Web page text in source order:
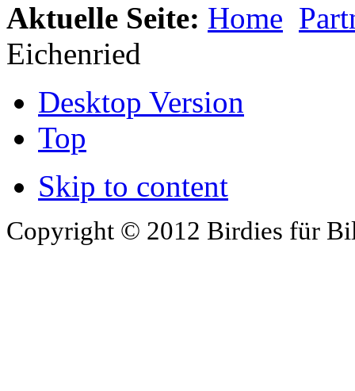
Aktuelle Seite: Home
Eichenried
Desktop Version
Top
Skip to content
Copyright © 2012 Birdies für